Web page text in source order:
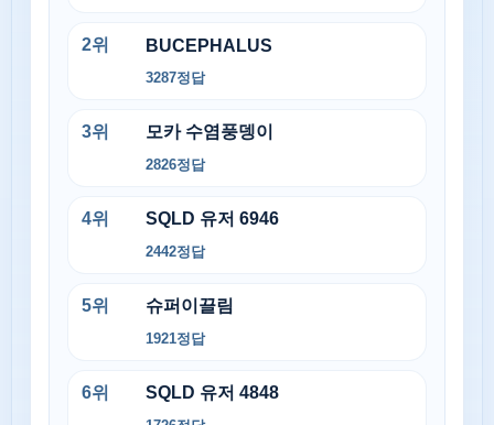
2위 BUCEPHALUS
3287정답
3위 모카 수염풍뎅이
2826정답
4위 SQLD 유저 6946
2442정답
5위 슈퍼이끌림
1921정답
6위 SQLD 유저 4848